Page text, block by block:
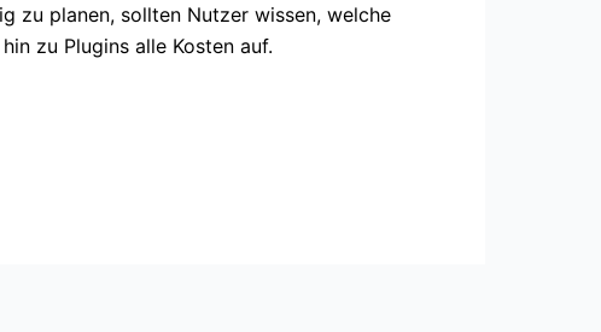
zu planen, sollten Nutzer wissen, welche
zu Plugins alle Kosten auf.